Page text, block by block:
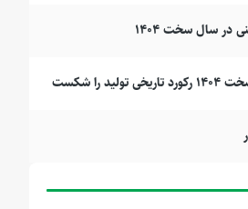
در سال سخت ۱۴۰۴
را شکست